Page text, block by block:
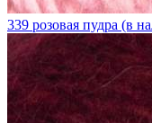
339 розовая пудра (в